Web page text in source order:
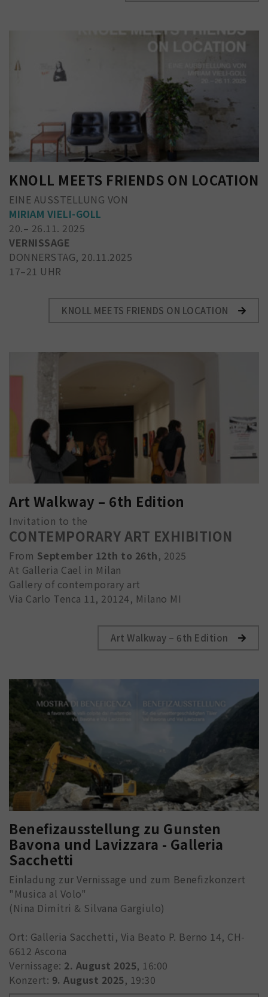
KNOLL MEETS FRIENDS ON LOCATION
EINE AUSSTELLUNG VON
MIRIAM VIELI-GOLL
20.– 26.11. 2025
VERNISSAGE
DONNERSTAG, 20.11.2025
17–21 UHR
KNOLL MEETS FRIENDS ON LOCATION
Art Walkway – 6th Edition
Invitation to the
CONTEMPORARY ART EXHIBITION
From September 12th to 26th, 2025
At Galleria Cael in Milan
Gallery of contemporary art
Via Carlo Tenca 11, 20124, Milano MI
Art Walkway – 6th Edition
Benefizausstellung zu Gunsten
Bavona und Lavizzara - Galleria
Sacchetti
Einladung zur Vernissage und zum Benefizkonzert
"Musica al Volo"
(Nina Dimitri & Silvana Gargiulo)
Ort: Galleria Sacchetti, Via Beato P. Berno 14, CH-
6612 Ascona
Vernissage: 2. August 2025, 16:00
Konzert: 9. August 2025, 19:30